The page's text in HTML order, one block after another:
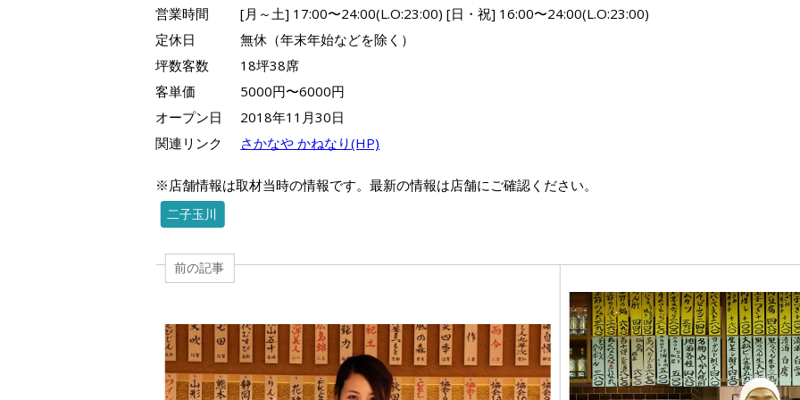
営業時間
[月～土] 17:00〜24:00(L.O:23:00) [日・祝] 16:00〜24:00(L.O:23:00)
定休日
無休（年末年始などを除く）
坪数客数
18坪38席
客単価
5000円〜6000円
オープン日
2018年11月30日
関連リンク
さかなや かねなり(HP)
※店舗情報は取材当時の情報です。最新の情報は店舗にご確認ください。
二子玉川
前の記事